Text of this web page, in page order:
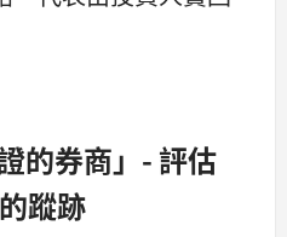
的券商」- 評估
蹤跡